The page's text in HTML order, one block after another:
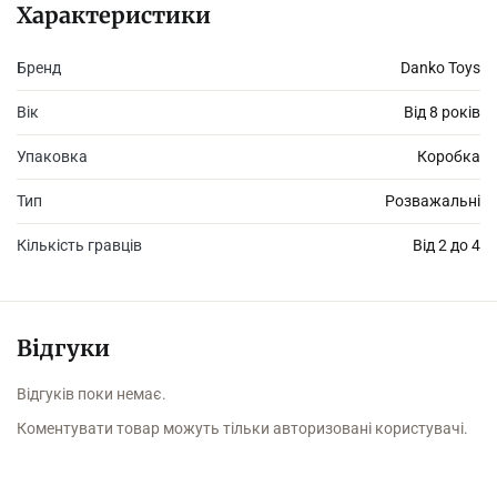
В комплекті:
- ігрове поле 1 шт.
- планшетка гравця 4 шт.,
- грошові банкноти 90 шт.
- карти 56 шт.,
- правила гри 1шт.
Характеристики
Бренд Danko Toys
Вік Від 8 років
Упаковка Коробка
Тип Розважальні
Кількість гравців Від 2 до 4
Відгуки
Відгуків поки немає.
Коментувати товар можуть тільки авторизовані користувачі.